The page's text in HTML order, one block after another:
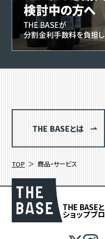
THE BASEとは
TOP 商品・サービス
THE BASE
ショップブ